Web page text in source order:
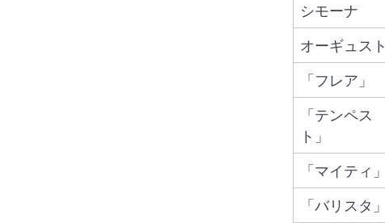
シモーナ
オーギュスト
「フレア」
「テンペス
ト」
「マイティ」
「バリスタ」